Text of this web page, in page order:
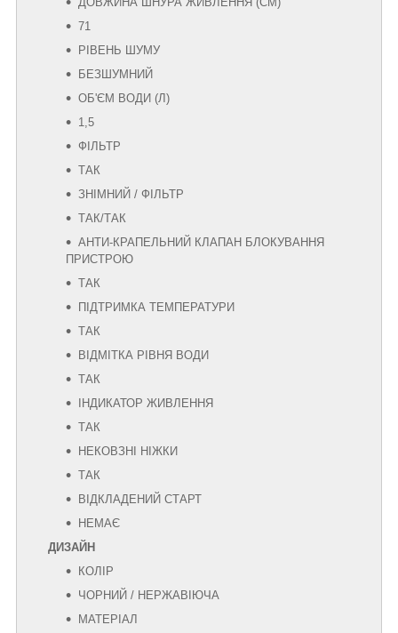
71
РІВЕНЬ ШУМУ
БЕЗШУМНИЙ
ОБ'ЄМ ВОДИ (Л)
1,5
ФІЛЬТР
ТАК
ЗНІМНИЙ / ФІЛЬТР
ТАК/ТАК
АНТИ-КРАПЕЛЬНИЙ КЛАПАН БЛОКУВАННЯ
ПРИСТРОЮ
ТАК
ПІДТРИМКА ТЕМПЕРАТУРИ
ТАК
ВІДМІТКА РІВНЯ ВОДИ
ТАК
ІНДИКАТОР ЖИВЛЕННЯ
ТАК
НЕКОВЗНІ НІЖКИ
ТАК
ВІДКЛАДЕНИЙ СТАРТ
НЕМАЄ
ДИЗАЙН
КОЛІР
ЧОРНИЙ / НЕРЖАВІЮЧА
МАТЕРІАЛ